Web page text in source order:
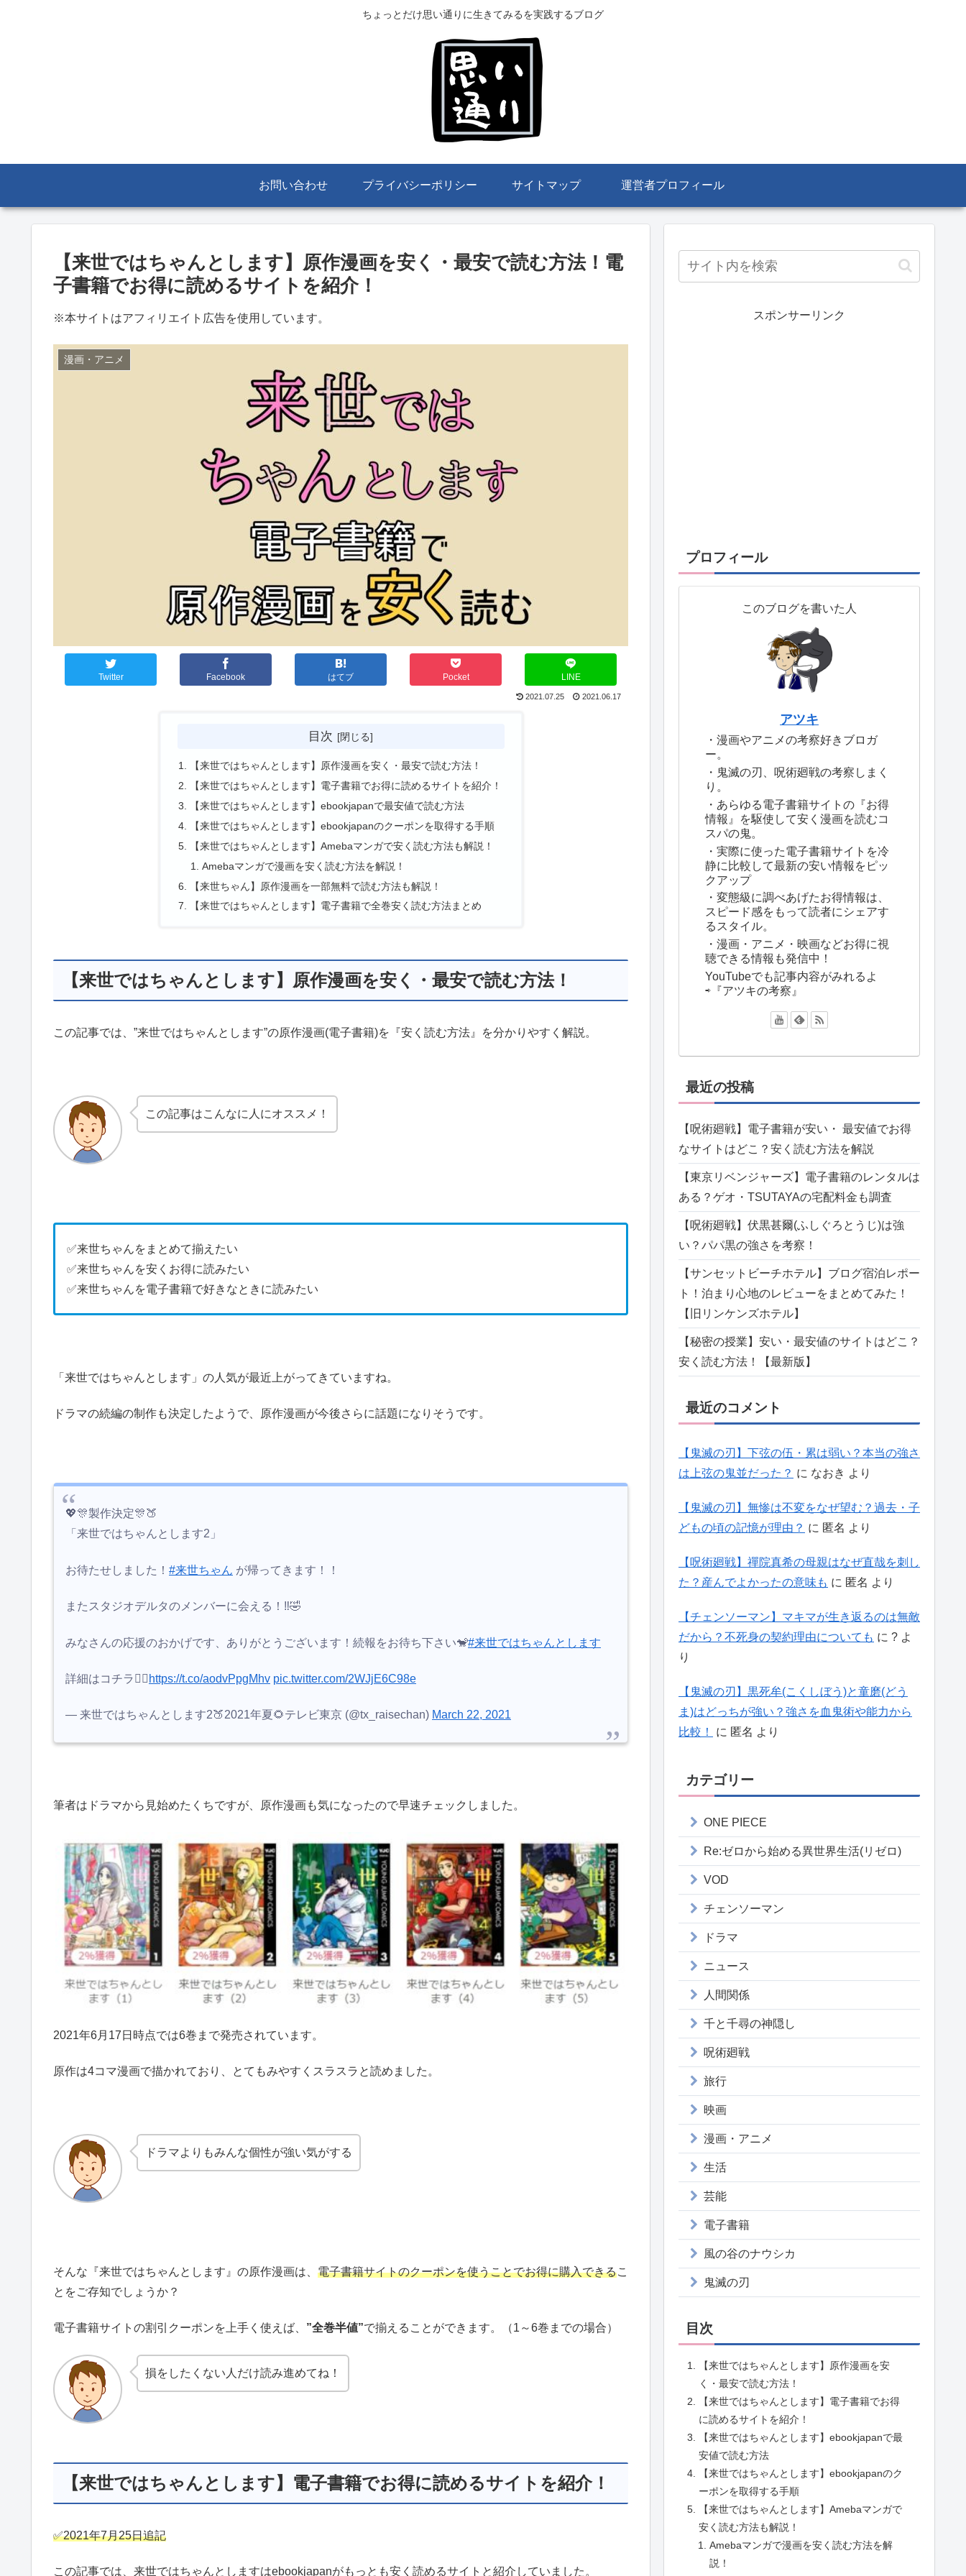
ちょっとだけ思い通りに生きてみるを実践するブログ
お問い合わせ プライバシーポリシー サイトマップ 運営者プロフィール
【来世ではちゃんとします】原作漫画を安く・最安で読む方法！電
子書籍でお得に読めるサイトを紹介！
※本サイトはアフィリエイト広告を使用しています。
漫画・アニメ
Twitter Facebook はてブ Pocket LINE
2021.07.25 2021.06.17
目次
【来世ではちゃんとします】原作漫画を安く・最安で読む方法！
【来世ではちゃんとします】電子書籍でお得に読めるサイトを紹介！
【来世ではちゃんとします】ebookjapanで最安値で読む方法
【来世ではちゃんとします】ebookjapanのクーポンを取得する手順
【来世ではちゃんとします】Amebaマンガで安く読む方法も解説！
Amebaマンガで漫画を安く読む方法を解説！
【来世ちゃん】原作漫画を一部無料で読む方法も解説！
【来世ではちゃんとします】電子書籍で全巻安く読む方法まとめ
【来世ではちゃんとします】原作漫画を安く・最安で読む方法！
この記事では、”来世ではちゃんとします”の原作漫画(電子書籍)を『安く読む方法』を分かりやすく解説。
この記事はこんなに人にオススメ！
✅来世ちゃんをまとめて揃えたい
✅来世ちゃんを安くお得に読みたい
✅来世ちゃんを電子書籍で好きなときに読みたい
「来世ではちゃんとします」の人気が最近上がってきていますね。
ドラマの続編の制作も決定したようで、原作漫画が今後さらに話題になりそうです。
💖🎊製作決定🎊🍑
「来世ではちゃんとします2」
お待たせしました！ #来世ちゃん が帰ってきます！！
またスタジオデルタのメンバーに会える！‼️🤣
みなさんの応援のおかげです、ありがとうございます！続報をお待ち下さい🐒#来世ではちゃんとします
詳細はコチラ💁‍♀️ https://t.co/aodvPpgMhv pic.twitter.com/2WJjE6C98e
— 来世ではちゃんとします2🍑2021年夏🌻テレビ東京 (@tx_raisechan) March 22, 2021
筆者はドラマから見始めたくちですが、原作漫画も気になったので早速チェックしました。
2021年6月17日時点では6巻まで発売されています。
原作は4コマ漫画で描かれており、とてもみやすくスラスラと読めました。
ドラマよりもみんな個性が強い気がする
そんな『来世ではちゃんとします』の原作漫画は、 電子書籍サイトのクーポンを使うことでお得に購入できるこ
とをご存知でしょうか？
電子書籍サイトの割引クーポンを上手く使えば、 ”全巻半値”で揃えることができます。（1～6巻までの場合）
損をしたくない人だけ読み進めてね！
【来世ではちゃんとします】電子書籍でお得に読めるサイトを紹介！
✅2021年7月25日追記
この記事では、来世ではちゃんとしますはebookjapanがもっとも安く読めるサイトと紹介していました。
スポンサーリンク
プロフィール
このブログを書いた人
アツキ
・漫画やアニメの考察好きブロガ
ー。
・鬼滅の刃、呪術廻戦の考察しまく
り。
・あらゆる電子書籍サイトの『お得
情報』を駆使して安く漫画を読むコ
スパの鬼。
・実際に使った電子書籍サイトを冷
静に比較して最新の安い情報をピッ
クアップ
・変態級に調べあげたお得情報は、
スピード感をもって読者にシェアす
るスタイル。
・漫画・アニメ・映画などお得に視
聴できる情報も発信中！
YouTubeでも記事内容がみれるよ
⇨『アツキの考察』
最近の投稿
【呪術廻戦】電子書籍が安い・ 最安値でお得
なサイトはどこ？安く読む方法を解説
【東京リベンジャーズ】電子書籍のレンタルは
ある？ゲオ・TSUTAYAの宅配料金も調査
【呪術廻戦】伏黒甚爾(ふしぐろとうじ)は強
い？パパ黒の強さを考察！
【サンセットビーチホテル】ブログ宿泊レポー
ト！泊まり心地のレビューをまとめてみた！
【旧リンケンズホテル】
【秘密の授業】安い・最安値のサイトはどこ？
安く読む方法！【最新版】
最近のコメント
【鬼滅の刃】下弦の伍・累は弱い？本当の強さ
は上弦の鬼並だった？ に なおき より
【鬼滅の刃】無惨は不変をなぜ望む？過去・子
どもの頃の記憶が理由？ に 匿名 より
【呪術廻戦】禪院真希の母親はなぜ直哉を刺し
た？産んでよかったの意味も に 匿名 より
【チェンソーマン】マキマが生き返るのは無敵
だから？不死身の契約理由についても に ? よ
り
【鬼滅の刃】黒死牟(こくしぼう)と童磨(どう
ま)はどっちが強い？強さを血鬼術や能力から
比較！
に 匿名 より
カテゴリー
ONE PIECE
Re:ゼロから始める異世界生活(リゼロ)
VOD
チェンソーマン
ドラマ
ニュース
人間関係
千と千尋の神隠し
呪術廻戦
旅行
映画
漫画・アニメ
生活
芸能
電子書籍
風の谷のナウシカ
鬼滅の刃
目次
【来世ではちゃんとします】原作漫画を安
く・最安で読む方法！
【来世ではちゃんとします】電子書籍でお得
に読めるサイトを紹介！
【来世ではちゃんとします】ebookjapanで最
安値で読む方法
【来世ではちゃんとします】ebookjapanのク
ーポンを取得する手順
【来世ではちゃんとします】Amebaマンガで
安く読む方法も解説！
Amebaマンガで漫画を安く読む方法を解
説！